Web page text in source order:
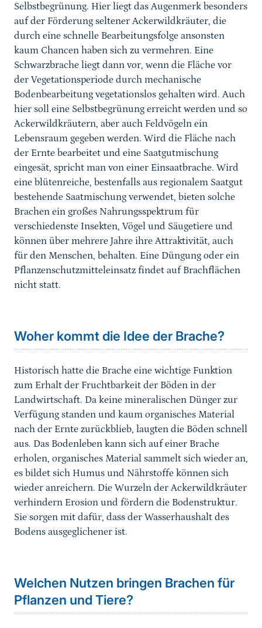
Selbstbegrünung. Hier liegt das Augenmerk besonders
auf der Förderung seltener Ackerwildkräuter, die
durch eine schnelle Bearbeitungsfolge ansonsten
kaum Chancen haben sich zu vermehren. Eine
Schwarzbrache liegt dann vor, wenn die Fläche vor
der Vegetationsperiode durch mechanische
Bodenbearbeitung vegetationslos gehalten wird. Auch
hier soll eine Selbstbegrünung erreicht werden und so
Ackerwildkräutern, aber auch Feldvögeln ein
Lebensraum gegeben werden. Wird die Fläche nach
der Ernte bearbeitet und eine Saatgutmischung
eingesät, spricht man von einer Einsaatbrache. Wird
eine blütenreiche, bestenfalls aus regionalem Saatgut
bestehende Saatmischung verwendet, bieten solche
Brachen ein großes Nahrungsspektrum für
verschiedenste Insekten, Vögel und Säugetiere und
können über mehrere Jahre ihre Attraktivität, auch
für den Menschen, behalten. Eine Düngung oder ein
Pflanzenschutzmitteleinsatz findet auf Brachflächen
nicht statt.
Woher kommt die Idee der Brache?
Historisch hatte die Brache eine wichtige Funktion
zum Erhalt der Fruchtbarkeit der Böden in der
Landwirtschaft. Da keine mineralischen Dünger zur
Verfügung standen und kaum organisches Material
nach der Ernte zurückblieb, laugten die Böden schnell
aus. Das Bodenleben kann sich auf einer Brache
erholen, organisches Material sammelt sich wieder an,
es bildet sich Humus und Nährstoffe können sich
wieder anreichern. Die Wurzeln der Ackerwildkräuter
verhindern Erosion und fördern die Bodenstruktur.
Sie sorgen mit dafür, dass der Wasserhaushalt des
Bodens ausgeglichener ist.
Welchen Nutzen bringen Brachen für
Pflanzen und Tiere?